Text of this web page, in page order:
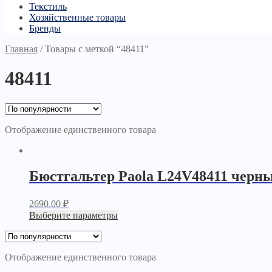
Текстиль
Хозяйственные товары
Бренды
Главная /Товары с меткой “48411”
48411
Отображение единственного товара
Бюстгальтер Paola L24V48411
2690.00 ₽
Выберите параметры
Отображение единственного товара